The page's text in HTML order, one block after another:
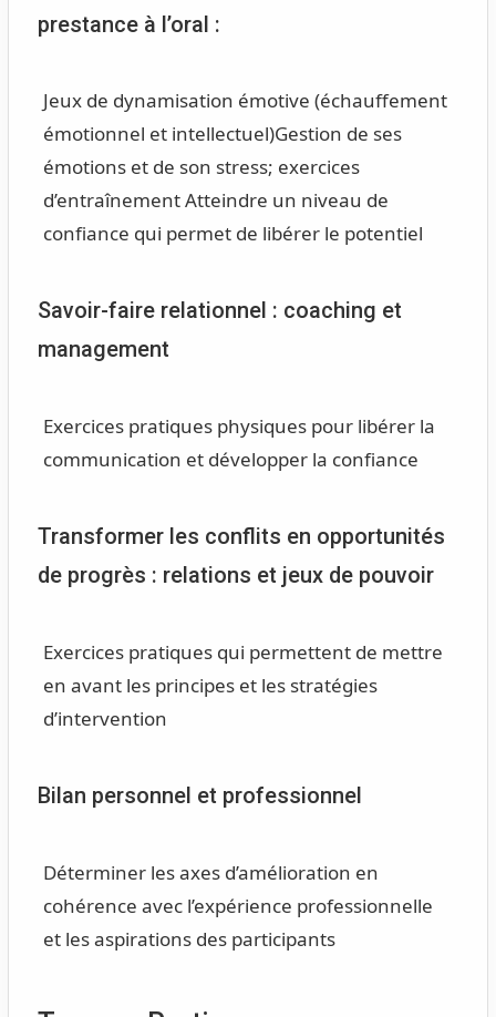
prestance à l’oral :
Jeux de dynamisation émotive (échauffement
émotionnel et intellectuel)Gestion de ses
émotions et de son stress; exercices
d’entraînementAtteindre un niveau de
confiance qui permet de libérer le potentiel
Savoir-faire relationnel : coaching et
management
Exercices pratiques physiques pour libérer la
communication et développer la confiance
Transformer les conflits en opportunités
de progrès : relations et jeux de pouvoir
Exercices pratiques qui permettent de mettre
en avant les principes et les stratégies
d’intervention
Bilan personnel et professionnel
Déterminer les axes d’amélioration en
cohérence avec l’expérience professionnelle
et les aspirations des participants